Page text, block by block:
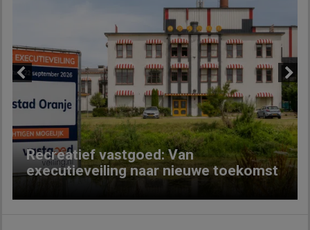
Recreatief vastgoed: Van
executieveiling naar nieuwe toekomst
Next